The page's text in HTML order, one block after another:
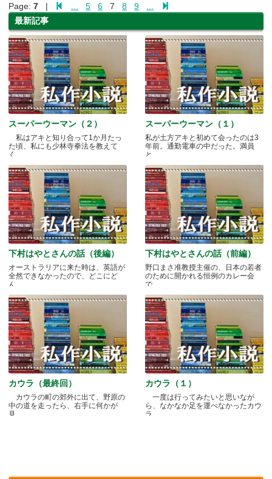
Page: 7 | 5 6 7 8 9
最新記事
スーパーウーマン（２）
私はアキと知り合って1か月たっ
た頃、私にも少林寺拳法を教えて
く.....
スーパーウーマン（１）
私が土方アキと初めて会ったのは3
年前。通勤電車の中だった。満員
と.....
下村はやとさんの話（後編）
オーストラリアに来た時は、英語が
全然できなかったので、どこにど
ん.....
下村はやとさんの話（前編）
野口まさ准教授主催の、日本の若者
のために開かれる恒例のカレー会
で.....
カウラ（最終回）
カウラの町の郊外に出て、野原の
中の道を走ったら、右手に何かが
見.....
カウラ（１）
一度は行ってみたいと思いなが
ら、なかなか足を運べなかったカウ
ラ.....